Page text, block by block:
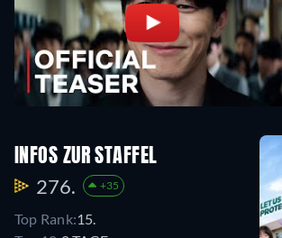
INFOS ZUR STAFFEL
276. +35
Top Rank:15.